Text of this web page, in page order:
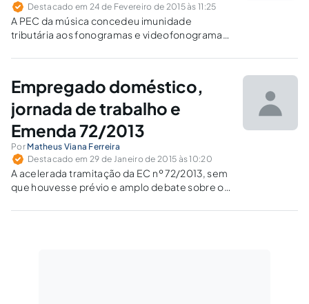
Destacado em 24 de Fevereiro de 2015 às 11:25
A PEC da música concedeu imunidade
tributária aos fonogramas e videofonogramas
combate à pirataria.
Empregado doméstico,
jornada de trabalho e
Emenda 72/2013
Por Matheus Viana Ferreira
Destacado em 29 de Janeiro de 2015 às 10:20
A acelerada tramitação da EC nº 72/2013, sem
que houvesse prévio e amplo debate sobre os
regulamentação, ainda não permite que se